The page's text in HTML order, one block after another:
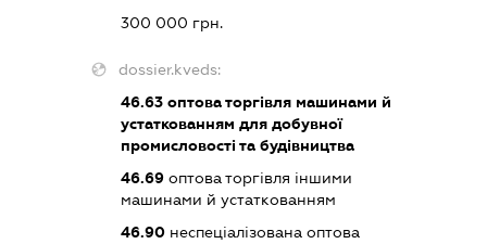
300 000 грн.
dossier.kveds:
46.63оптова торгівля машинами й
устаткованням для добувної
промисловості та будівництва
46.69оптова торгівля іншими
машинами й устаткованням
46.90неспеціалізована оптова